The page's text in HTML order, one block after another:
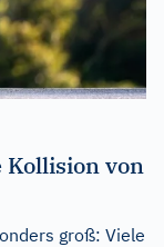
Kollision von
groß: Viele